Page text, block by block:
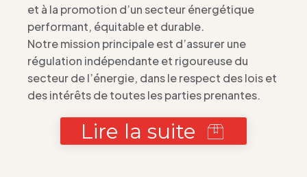
et à la promotion d’un secteur énergétique
performant, équitable et durable.
Notre mission principale est d’assurer une
régulation indépendante et rigoureuse du
secteur de l’énergie, dans le respect des lois et
des intérêts de toutes les parties prenantes.
Lire la suite